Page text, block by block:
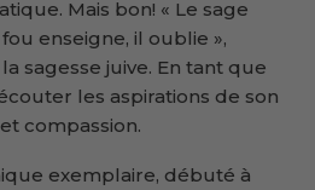
Mais bon! « Le sage
enseigne, il oublie »,
sagesse juive. En tant que
les aspirations de son
compassion.
exemplaire, débuté à